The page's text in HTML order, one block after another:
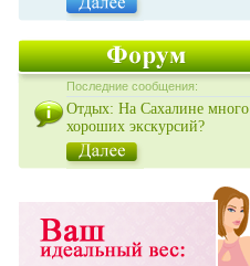
Последние сообщения:
Отдых: На Сахалине много
хороших экскурсий?